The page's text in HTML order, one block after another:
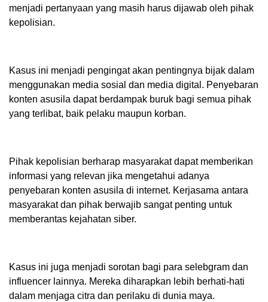
menjadi pertanyaan yang masih harus dijawab oleh pihak
kepolisian.
Kasus ini menjadi pengingat akan pentingnya bijak dalam
menggunakan media sosial dan media digital. Penyebaran
konten asusila dapat berdampak buruk bagi semua pihak
yang terlibat, baik pelaku maupun korban.
Pihak kepolisian berharap masyarakat dapat memberikan
informasi yang relevan jika mengetahui adanya
penyebaran konten asusila di internet. Kerjasama antara
masyarakat dan pihak berwajib sangat penting untuk
memberantas kejahatan siber.
Kasus ini juga menjadi sorotan bagi para selebgram dan
influencer lainnya. Mereka diharapkan lebih berhati-hati
dalam menjaga citra dan perilaku di dunia maya.